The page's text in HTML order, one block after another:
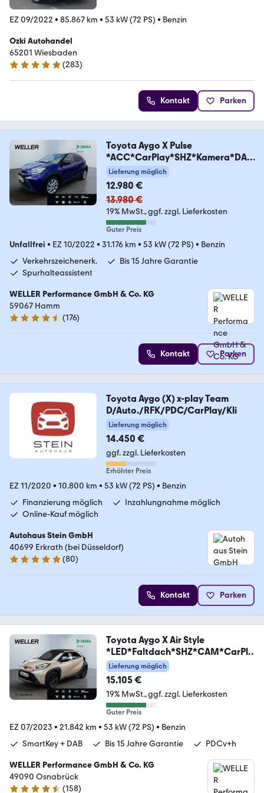
EZ 09/2022 • 85.867 km • 53 kW (72 PS) • Benzin
Ozki Autohandel
65201 Wiesbaden
4.9 Sterne
(283)
Kontakt Parken
Toyota Aygo X Pulse
*ACC*CarPlay*SHZ*Kamera*DAB
*Bi-Tone
Lieferung möglich
12.980 €
13.980 €
19% MwSt. ggf. zzgl. Lieferkosten
Guter Preis
Unfallfrei • EZ 10/2022 • 31.176 km • 53 kW (72 PS) • Benzin
Verkehrszeichenerk.
Bis 15 Jahre Garantie
Spurhalteassistent
WELLER Performance GmbH & Co. KG
59067 Hamm
4.6 Sterne
(176)
Kontakt Parken
Toyota Aygo (X) x-play Team
D/Auto./RFK/PDC/CarPlay/Kli
Lieferung möglich
14.450 €
ggf. zzgl. Lieferkosten
Erhöhter Preis
EZ 11/2020 • 10.800 km • 53 kW (72 PS) • Benzin
Finanzierung möglich
Inzahlungnahme möglich
Online-Kauf möglich
Autohaus Stein GmbH
40699 Erkrath (bei Düsseldorf)
4.9 Sterne
(80)
Kontakt Parken
Toyota Aygo X Air Style
*LED*Faltdach*SHZ*CAM*CarPla
y*
Lieferung möglich
15.105 €
19% MwSt. ggf. zzgl. Lieferkosten
Guter Preis
EZ 07/2023 • 21.842 km • 53 kW (72 PS) • Benzin
SmartKey + DAB
Bis 15 Jahre Garantie PDCv+h
WELLER Performance GmbH & Co. KG
49090 Osnabrück
(158)